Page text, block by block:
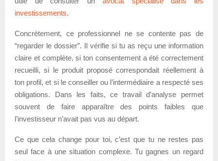
investissements.
Concrètement, ce professionnel ne se contente pas de
“regarder le dossier”. Il vérifie si tu as reçu une information
claire et complète, si ton consentement a été correctement
recueilli, si le produit proposé correspondait réellement à
ton profil, et si le conseiller ou l’intermédiaire a respecté ses
obligations. Dans les faits, ce travail d’analyse permet
souvent de faire apparaître des points faibles que
l’investisseur n’avait pas vus au départ.
Ce que cela change pour toi, c’est que tu ne restes pas
seul face à une situation complexe. Tu gagnes un regard